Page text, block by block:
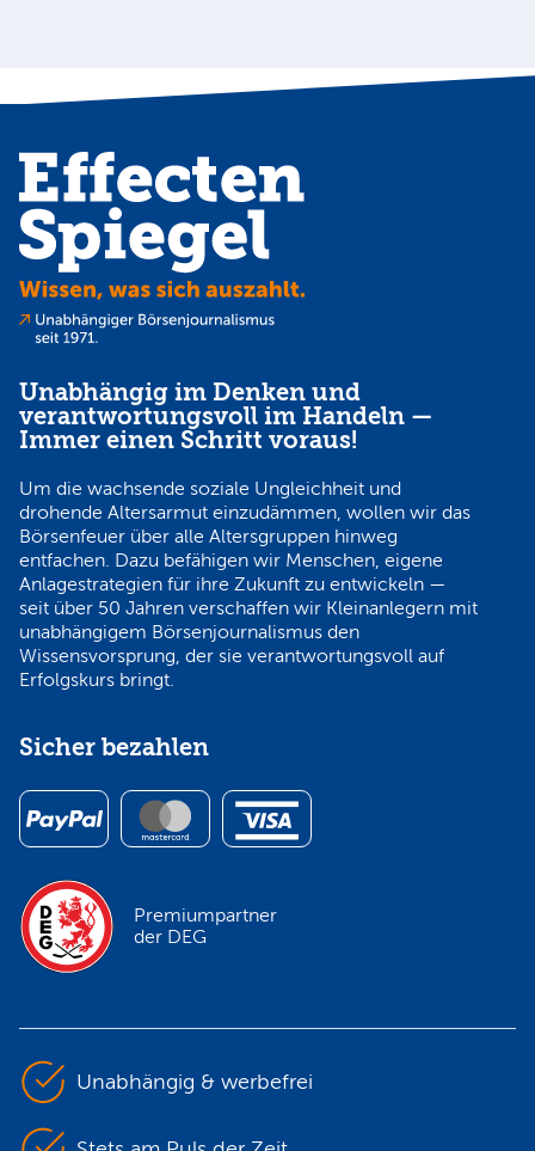
Unabhängig im Denken und
verantwortungsvoll im Handeln —
Immer einen Schritt voraus!
Um die wachsende soziale Ungleichheit und
drohende Altersarmut einzudämmen, wollen wir das
Börsenfeuer über alle Altersgruppen hinweg
entfachen. Dazu befähigen wir Menschen, eigene
Anlagestrategien für ihre Zukunft zu entwickeln —
seit über 50 Jahren verschaffen wir Kleinanlegern mit
unabhängigem Börsenjournalismus den
Wissensvorsprung, der sie verantwortungsvoll auf
Erfolgskurs bringt.
Sicher bezahlen
Premiumpartner
der DEG
Unabhängig & werbefrei